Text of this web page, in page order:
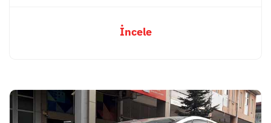
İncele